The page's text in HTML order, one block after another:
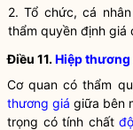
2. Tổ chức, cá
thẩm quyền định giá
Điều 11.Hiệp thương
Cơ quan có thẩm
thương giá giữa bên
trọng có tính chất